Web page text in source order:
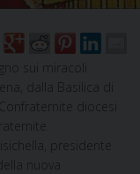
sui miracoli
dalla Basilica di
diocesi
presidente
nuova